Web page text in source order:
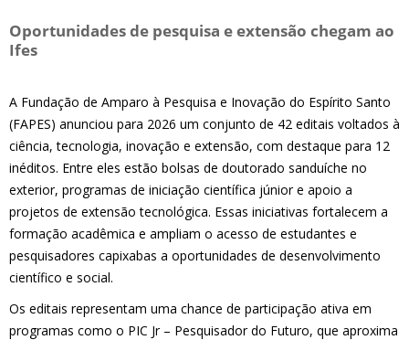
Oportunidades de pesquisa e extensão chegam ao
Ifes
A Fundação de Amparo à Pesquisa e Inovação do Espírito Santo
(FAPES) anunciou para 2026 um conjunto de 42 editais voltados à
ciência, tecnologia, inovação e extensão, com destaque para 12
inéditos. Entre eles estão bolsas de doutorado sanduíche no
exterior, programas de iniciação científica júnior e apoio a
projetos de extensão tecnológica. Essas iniciativas fortalecem a
formação acadêmica e ampliam o acesso de estudantes e
pesquisadores capixabas a oportunidades de desenvolvimento
científico e social.
Os editais representam uma chance de participação ativa em
programas como o PIC Jr – Pesquisador do Futuro, que aproxima